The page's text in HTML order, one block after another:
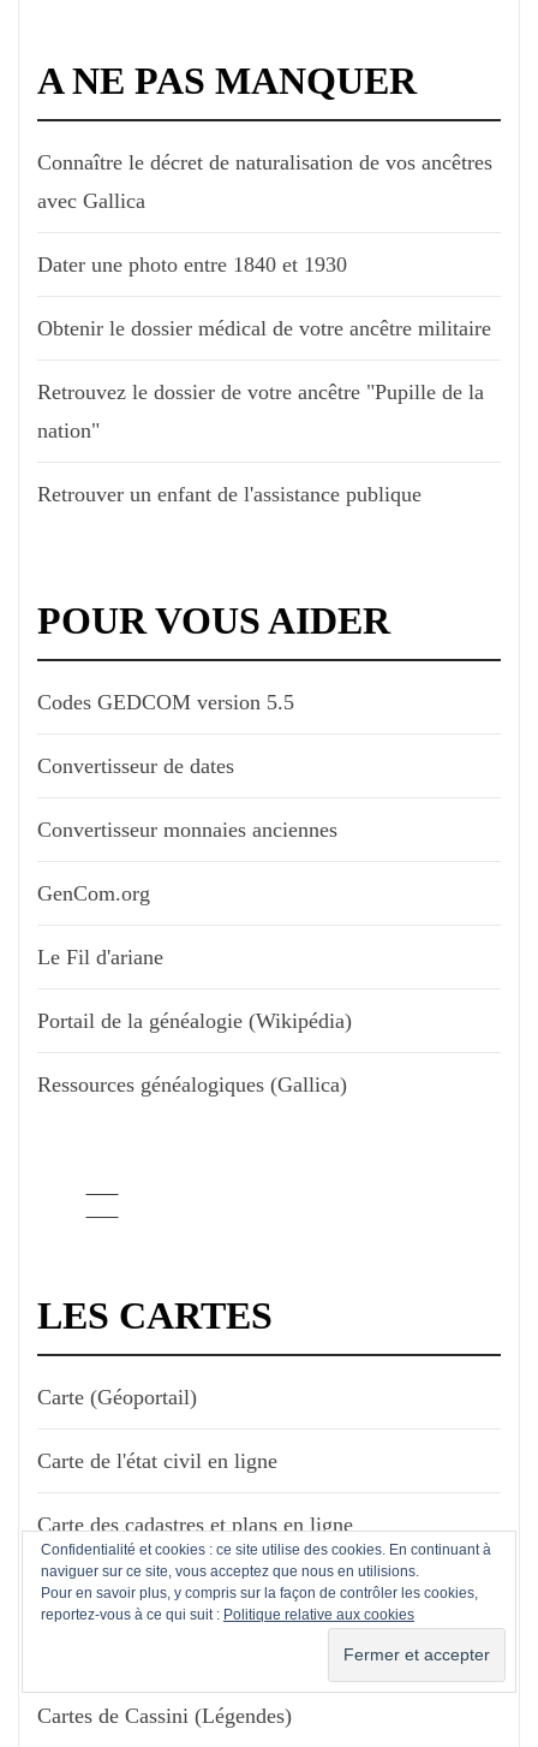
A NE PAS MANQUER
Connaître le décret de naturalisation de vos ancêtres
avec Gallica
Dater une photo entre 1840 et 1930
Obtenir le dossier médical de votre ancêtre militaire
Retrouvez le dossier de votre ancêtre "Pupille de la
nation"
Retrouver un enfant de l'assistance publique
POUR VOUS AIDER
Codes GEDCOM version 5.5
Convertisseur de dates
Convertisseur monnaies anciennes
GenCom.org
Le Fil d'ariane
Portail de la généalogie (Wikipédia)
Ressources généalogiques (Gallica)
LES CARTES
Carte (Géoportail)
Carte de l'état civil en ligne
Carte des cadastres et plans en ligne
Carte des registres matricules
Cartes de Cassini (Légendes)
Confidentialité et cookies : ce site utilise des cookies. En continuant à
naviguer sur ce site, vous acceptez que nous en utilisions.
Pour en savoir plus, y compris sur la façon de contrôler les cookies,
reportez-vous à ce qui suit : Politique relative aux cookies